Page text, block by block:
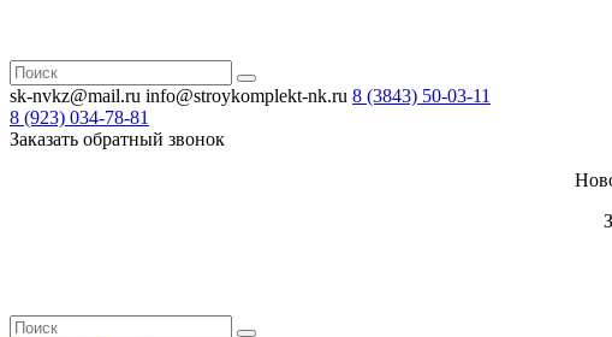
sk-nvkz@mail.ru info@stroykomplekt-nk.ru 8 (3843) 50-03-11
8 (923) 034-78-81
Заказать обратный звонок